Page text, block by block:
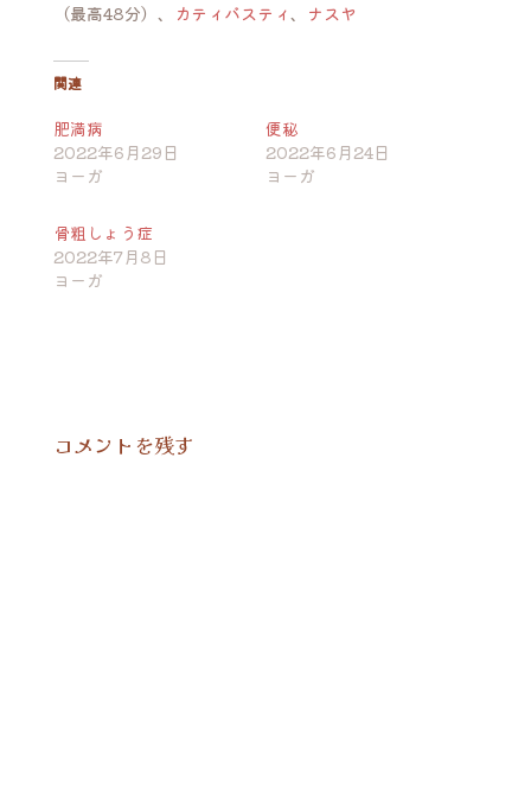
（最高48分）、
カティバスティ、 ナスヤ
関連
肥満病
2022年6月29日
ヨーガ
便秘
2022年6月24日
ヨーガ
骨粗しょう症
2022年7月8日
ヨーガ
コメントを残す